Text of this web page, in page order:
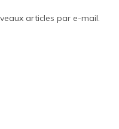
articles par e-mail.